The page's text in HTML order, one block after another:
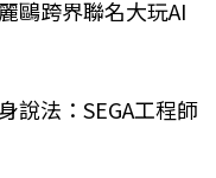
鷗跨界聯名大玩AI
說法：SEGA工程師